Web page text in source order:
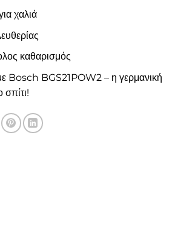
χαλιά
καθαρισμός
Bosch BGS21POW2 – η γερμανική